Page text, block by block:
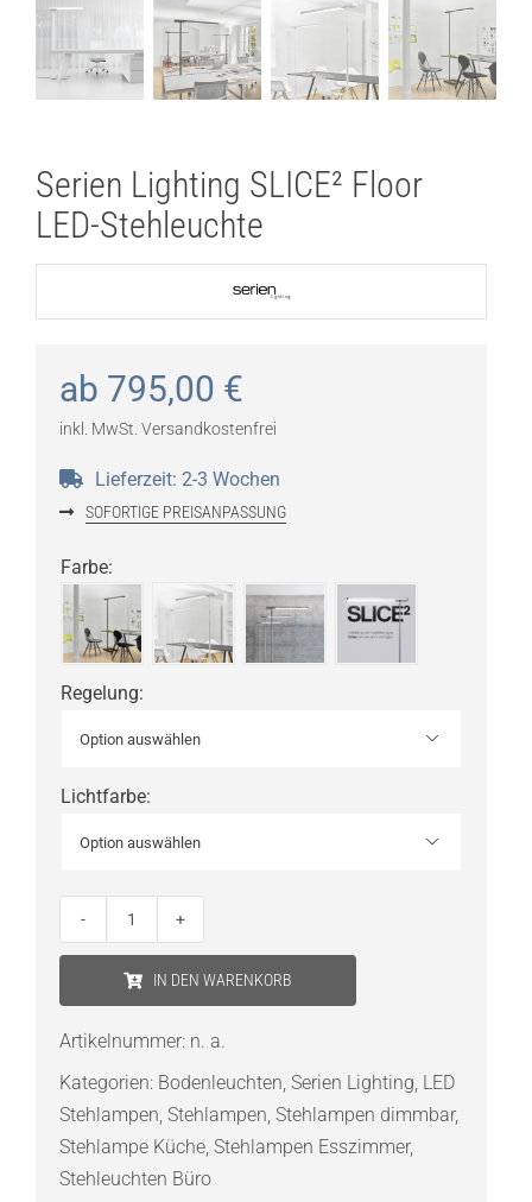
Serien Lighting SLICE² Floor
LED-Stehleuchte
ab 795,00 €
inkl. MwSt. Versandkostenfrei
Lieferzeit: 2-3 Wochen
SOFORTIGE PREISANPASSUNG
Farbe:
Regelung:

Lichtfarbe:

Stehleuchte
Menge
IN DEN WARENKORB
Artikelnummer: n. a.
Kategorien: Bodenleuchten, Serien Lighting, LED
Stehlampen, Stehlampen, Stehlampen dimmbar,
Stehlampe Küche, Stehlampen Esszimmer,
Stehleuchten Büro